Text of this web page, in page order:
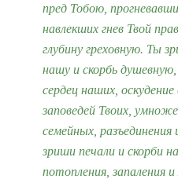
пред Тобою,
навлекших гнев Твой
глубину греховную. Ты
нашу и скорбь
сердец наших,
заповедей Твоих,
семейных,
зриши печали и скорби
потопления, запаления